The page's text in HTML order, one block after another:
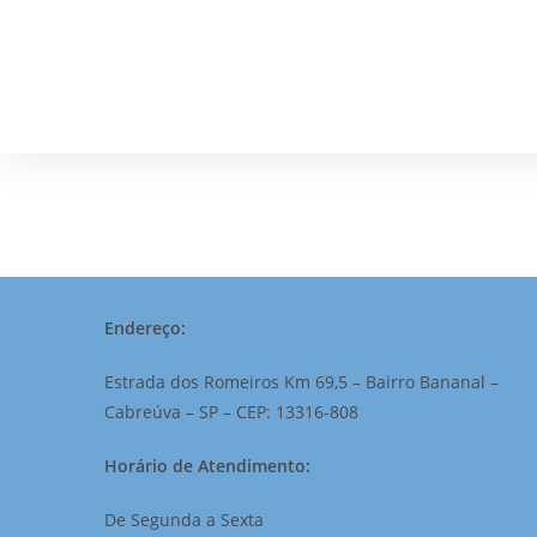
Endereço:
Estrada dos Romeiros Km 69,5 – Bairro Bananal –
Cabreúva – SP – CEP: 13316-808
Horário de Atendimento:
De Segunda a Sexta